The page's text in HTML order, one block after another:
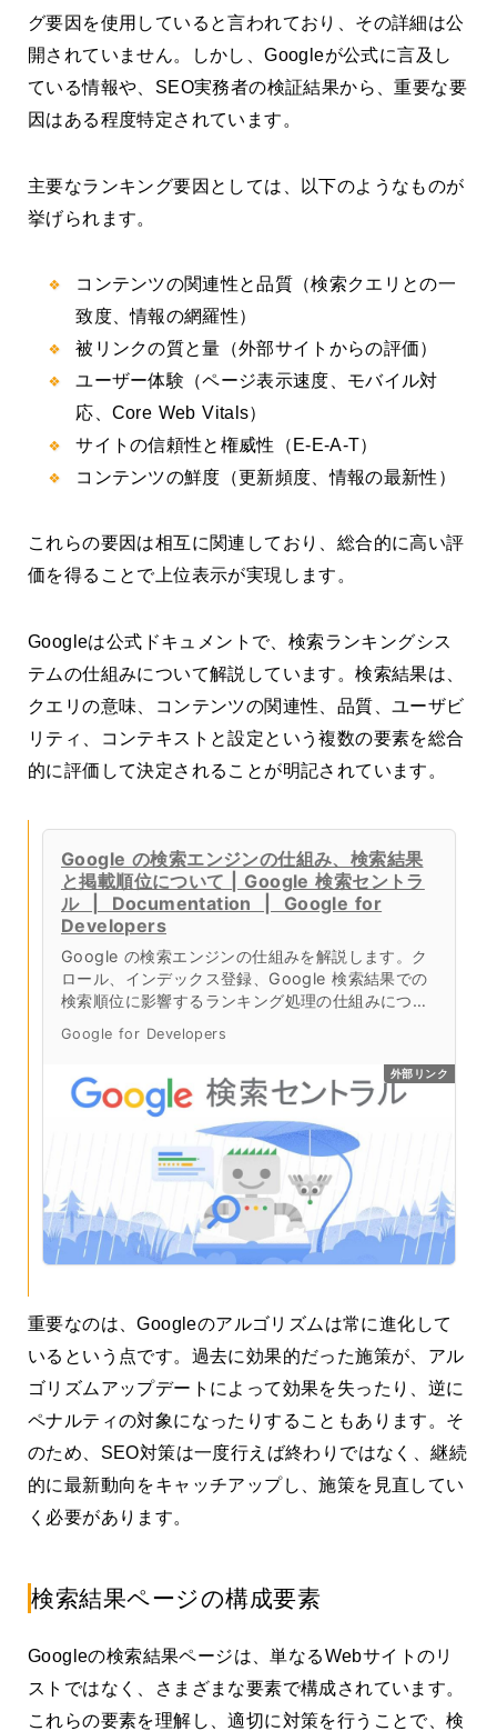
グ要因を使用していると言われており、その詳細は公
開されていません。しかし、Googleが公式に言及し
ている情報や、SEO実務者の検証結果から、重要な要
因はある程度特定されています。
主要なランキング要因としては、以下のようなものが
挙げられます。
コンテンツの関連性と品質（検索クエリとの一
致度、情報の網羅性）
被リンクの質と量（外部サイトからの評価）
ユーザー体験（ページ表示速度、モバイル対
応、Core Web Vitals）
サイトの信頼性と権威性（E-E-A-T）
コンテンツの鮮度（更新頻度、情報の最新性）
これらの要因は相互に関連しており、総合的に高い評
価を得ることで上位表示が実現します。
Googleは公式ドキュメントで、検索ランキングシス
テムの仕組みについて解説しています。検索結果は、
クエリの意味、コンテンツの関連性、品質、ユーザビ
リティ、コンテキストと設定という複数の要素を総合
的に評価して決定されることが明記されています。
Google の検索エンジンの仕組み、検索結果
と掲載順位について | Google 検索セントラ
ル | Documentation | Google for
Developers
Google の検索エンジンの仕組みを解説します。ク
ロール、インデックス登録、Google 検索結果での
検索順位に影響するランキング処理の仕組みについ
Google for Developers
外部リンク
重要なのは、Googleのアルゴリズムは常に進化して
いるという点です。過去に効果的だった施策が、アル
ゴリズムアップデートによって効果を失ったり、逆に
ペナルティの対象になったりすることもあります。そ
のため、SEO対策は一度行えば終わりではなく、継続
的に最新動向をキャッチアップし、施策を見直してい
く必要があります。
検索結果ページの構成要素
Googleの検索結果ページは、単なるWebサイトのリ
ストではなく、さまざまな要素で構成されています。
これらの要素を理解し、適切に対策を行うことで、検